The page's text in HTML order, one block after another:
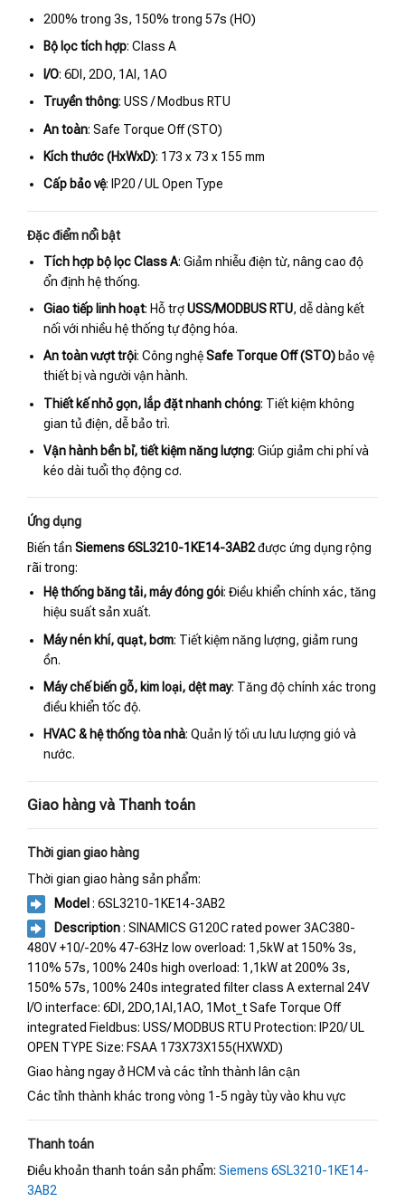
200% trong 3s, 150% trong 57s (HO)
Bộ lọc tích hợp: Class A
I/O: 6DI, 2DO, 1AI, 1AO
Truyền thông: USS / Modbus RTU
An toàn: Safe Torque Off (STO)
Kích thước (HxWxD): 173 x 73 x 155 mm
Cấp bảo vệ: IP20 / UL Open Type
Đặc điểm nổi bật
Tích hợp bộ lọc Class A: Giảm nhiễu điện từ, nâng cao độ
ổn định hệ thống.
Giao tiếp linh hoạt: Hỗ trợUSS/MODBUS RTU, dễ dàng kết
nối với nhiều hệ thống tự động hóa.
An toàn vượt trội: Công nghệSafe Torque Off (STO) bảo vệ
thiết bị và người vận hành.
Thiết kế nhỏ gọn, lắp đặt nhanh chóng: Tiết kiệm không
gian tủ điện, dễ bảo trì.
Vận hành bền bỉ, tiết kiệm năng lượng: Giúp giảm chi phí và
kéo dài tuổi thọ động cơ.
Ứng dụng
Biến tần Siemens 6SL3210-1KE14-3AB2được ứng dụng rộng
rãi trong:
Hệ thống băng tải, máy đóng gói: Điều khiển chính xác, tăng
hiệu suất sản xuất.
Máy nén khí, quạt, bơm: Tiết kiệm năng lượng, giảm rung
ồn.
Máy chế biến gỗ, kim loại, dệt may: Tăng độ chính xác trong
điều khiển tốc độ.
HVAC & hệ thống tòa nhà: Quản lý tối ưu lưu lượng gió và
nước.
Giao hàng và Thanh toán
Thời gian giao hàng
Thời gian giao hàng sản phẩm:
Model : 6SL3210-1KE14-3AB2
Description: SINAMICS G120C rated power 3AC380-
480V +10/-20% 47-63Hz low overload: 1,5kW at 150% 3s,
110% 57s, 100% 240s high overload: 1,1kW at 200% 3s,
150% 57s, 100% 240s integrated filter class A external 24V
I/O interface: 6DI, 2DO,1AI,1AO, 1Mot_t Safe Torque Off
integrated Fieldbus: USS/ MODBUS RTU Protection: IP20/ UL
OPEN TYPE Size: FSAA 173X73X155(HXWXD)
Giao hàng ngay ở HCM và các tỉnh thành lân cận
Các tỉnh thành khác trong vòng 1-5 ngày tùy vào khu vực
Thanh toán
Điều khoản thanh toán sản phẩm: Siemens 6SL3210-1KE14-
3AB2